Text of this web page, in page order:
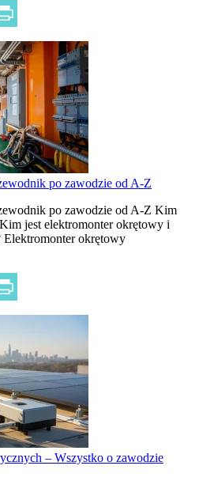
po zawodzie od A-Z
po zawodzie od A-Z Kim
jest elektromonter okrętowy i
Elektromonter okrętowy
– Wszystko o zawodzie